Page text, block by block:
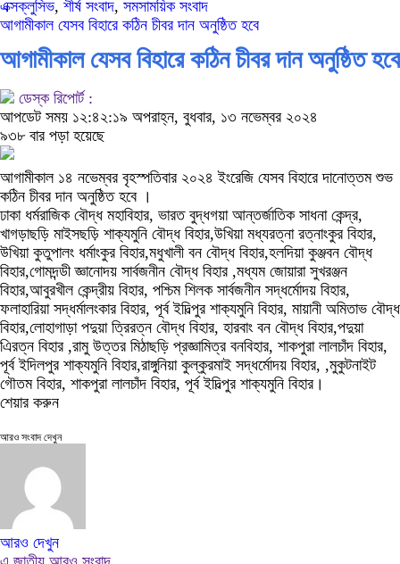
এক্সক্লুসিভ, শীর্ষ সংবাদ, সমসাময়িক সংবাদ
আগামীকাল যেসব বিহারে কঠিন চীবর দান অনুষ্ঠিত হবে
আগামীকাল যেসব বিহারে কঠিন চীবর দান অনুষ্ঠিত হবে
ডেস্ক রিপোর্ট :
আপডেট সময় ১২:৪২:১৯ অপরাহ্ন, বুধবার, ১৩ নভেম্বর ২০২৪
৯৩৮ বার পড়া হয়েছে
আগামীকাল ১৪ নভেম্বর বৃহস্পতিবার ২০২৪ ইংরেজি যেসব বিহারে দানোত্তম শুভ
কঠিন চীবর দান অনুষ্ঠিত হবে ।
ঢাকা ধর্মরাজিক বৌদ্ধ মহাবিহার, ভারত বুদ্ধগয়া আন্তর্জাতিক সাধনা কেন্দ্র,
খাগড়াছড়ি মাইসছড়ি শাক্যমুনি বৌদ্ধ বিহার,উখিয়া মধ্যরত্না রত্নাংকুর বিহার,
উখিয়া কুতুপালং ধর্মাংকুর বিহার,মধুখালী বন বৌদ্ধ বিহার,হলদিয়া কুঞ্জবন বৌদ্ধ
বিহার,গোমদন্ডী জ্ঞানোদয় সার্বজনীন বৌদ্ধ বিহার ,মধ্যম জোয়ারা সুখরঞ্জন
বিহার,আবুরখীল কেন্দ্রীয় বিহার, পশ্চিম শিলক সার্বজনীন সদ্ধর্মোদয় বিহার,
ফলাহারিয়া সদ্ধর্মালংকার বিহার, পূর্ব ইদিল্পুর শাক্যমুনি বিহার, মায়ানী অমিতাভ বৌদ্ধ
বিহার,লোহাগাড়া পদুয়া ত্রিরত্ন বৌদ্ধ বিহার, হারবাং বন বৌদ্ধ বিহার,পদুয়া
এিরত্ন বিহার ,রামু উত্তর মিঠাছড়ি প্রজ্ঞামিত্র বনবিহার, শাকপুরা লালচাঁদ বিহার,
পূর্ব ইদিলপুর শাক্যমুনি বিহার,রাঙ্গুনিয়া কুল্কুরমাই সদ্ধর্মোদয় বিহার, ,মুকুটনাইট
গৌতম বিহার, শাকপুরা লালচাঁদ বিহার, পূর্ব ইদিল্পুর শাক্যমুনি বিহার।
শেয়ার করুন
আরও সংবাদ দেখুন
আরও দেখুন